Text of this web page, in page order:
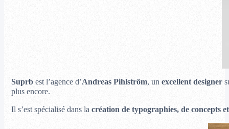
Suprbest l’agence d’Andreas Pihlström, un excellent designer
plus encore.
Il s’est spécialisé dans la création de typographies, de concepts